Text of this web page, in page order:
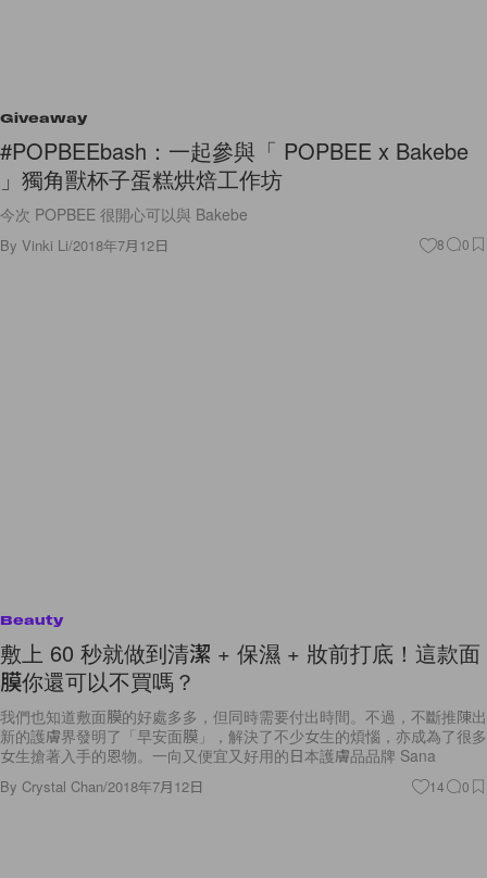
Giveaway
#POPBEEbash：一起參與「 POPBEE x Bakebe
」獨角獸杯子蛋糕烘焙工作坊
今次 POPBEE 很開心可以與 Bakebe
By Vinki Li/2018年7月12日 8 0
Beauty
敷上 60 秒就做到清潔 + 保濕 + 妝前打底！這款面
膜你還可以不買嗎？
我們也知道敷面膜的好處多多，但同時需要付出時間。不過，不斷推陳出
新的護膚界發明了「早安面膜」，解決了不少女生的煩惱，亦成為了很多
女生搶著入手的恩物。一向又便宜又好用的日本護膚品品牌 Sana
By Crystal Chan/2018年7月12日 14 0